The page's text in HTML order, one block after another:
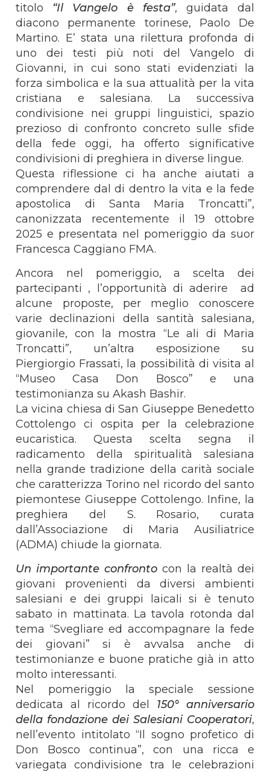
titolo “Il Vangelo è festa”, guidata dal
diacono permanente torinese, Paolo De
Martino. E’ stata una rilettura profonda di
uno dei testi più noti del Vangelo di
Giovanni, in cui sono stati evidenziati la
forza simbolica e la sua attualità per la vita
cristiana e salesiana. La successiva
condivisione nei gruppi linguistici, spazio
prezioso di confronto concreto sulle sfide
della fede oggi, ha offerto significative
condivisioni di preghiera in diverse lingue.
Questa riflessione ci ha anche aiutati a
comprendere dal di dentro la vita e la fede
apostolica di Santa Maria Troncatti”,
canonizzata recentemente il 19 ottobre
2025 e presentata nel pomeriggio da suor
Francesca Caggiano FMA.
Ancora nel pomeriggio, a scelta dei
partecipanti , l’opportunità di aderire ad
alcune proposte, per meglio conoscere
varie declinazioni della santità salesiana,
giovanile, con la mostra “Le ali di Maria
Troncatti”, un’altra esposizione su
Piergiorgio Frassati, la possibilità di visita al
“Museo Casa Don Bosco” e una
testimonianza su Akash Bashir.
La vicina chiesa di San Giuseppe Benedetto
Cottolengo ci ospita per la celebrazione
eucaristica. Questa scelta segna il
radicamento della spiritualità salesiana
nella grande tradizione della carità sociale
che caratterizza Torino nel ricordo del santo
piemontese Giuseppe Cottolengo. Infine, la
preghiera del S. Rosario, curata
dall’Associazione di Maria Ausiliatrice
(ADMA) chiude la giornata.
Un importante confronto con la realtà dei
giovani provenienti da diversi ambienti
salesiani e dei gruppi laicali si è tenuto
sabato in mattinata. La tavola rotonda dal
tema “Svegliare ed accompagnare la fede
dei giovani” si è avvalsa anche di
testimonianze e buone pratiche già in atto
molto interessanti.
Nel pomeriggio la speciale sessione
dedicata al ricordo del 150° anniversario
della fondazione dei Salesiani Cooperatori,
nell’evento intitolato “Il sogno profetico di
Don Bosco continua”, con una ricca e
variegata condivisione tra le celebrazioni